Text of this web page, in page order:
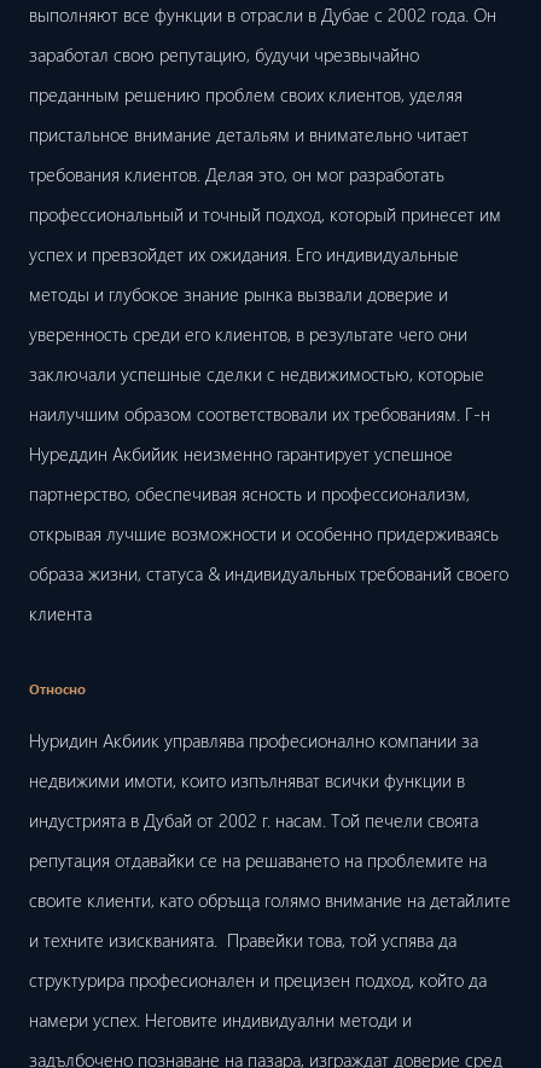
выполняют все функции в отрасли в Дубае с 2002 года. Он
заработал свою репутацию, будучи чрезвычайно
преданным решению проблем своих клиентов, уделяя
пристальное внимание детальям и внимательно читает
требования клиентов. Делая это, он мог разработать
профессиональный и точный подход, который принесет им
успех и превзойдет их ожидания. Его индивидуальные
методы и глубокое знание рынка вызвали доверие и
уверенность среди его клиентов, в результате чего они
заключали успешные сделки с недвижимостью, которые
наилучшим образом соответствовали их требованиям. Г-н
Нуреддин Акбийик неизменно гарантирует успешное
партнерство, обеспечивая ясность и профессионализм,
открывая лучшие возможности и особенно придерживаясь
образа жизни, статуса & индивидуальных требований своего
клиента
Относно
Нуридин Акбиик управлява професионално компании за
недвижими имоти, които изпълняват всички функции в
индустрията в Дубай от 2002 г. насам. Той печели своята
репутация отдавайки се на решаването на проблемите на
своите клиенти, като обръща голямо внимание на детайлите
и техните изискванията. Правейки това, той успява да
структурира професионален и прецизен подход, който да
намери успех. Неговите индивидуални методи и
задълбочено познаване на пазара, изграждат доверие сред